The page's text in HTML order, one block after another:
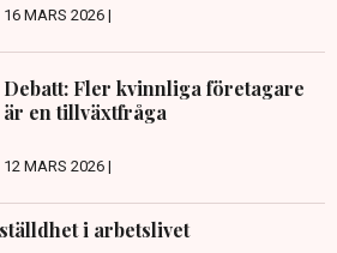
16 MARS 2026 |
Debatt: Fler kvinnliga företagare
är en tillväxtfråga
12 MARS 2026 |
i arbetslivet